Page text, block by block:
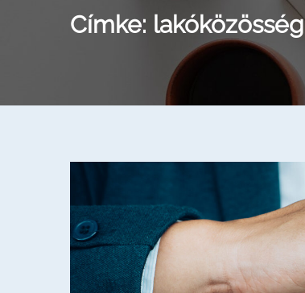
Címke: lakóközösség